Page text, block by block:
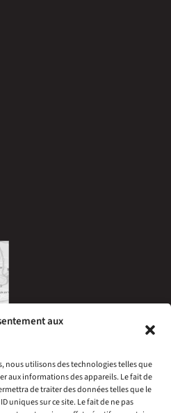
aux
nous utilisons des technologies telles que
aux informations des appareils. Le fait de
de traiter des données telles que le
uniques sur ce site. Le fait de ne pas